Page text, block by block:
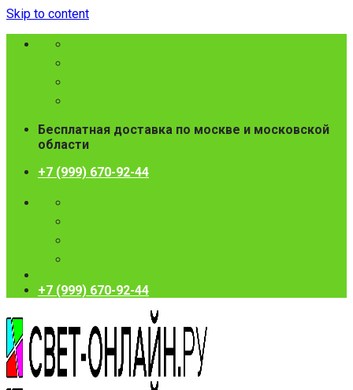
Skip to content
Бесплатная доставка по москве и московской
области
+7 (999) 670-92-44
+7 (999) 670-92-44